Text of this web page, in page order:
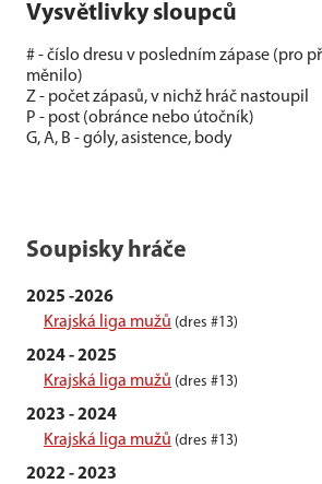
Vysvětlivky sloupců
# - číslo dresu v posledním zápase (pro
měnilo)
Z - počet zápasů, v nichž hráč nastoupil
P - post (obránce nebo útočník)
G, A, B - góly, asistence, body
Soupisky hráče
2025 -2026
Krajská liga mužů (dres #13)
2024 - 2025
Krajská liga mužů (dres #13)
2023 - 2024
Krajská liga mužů (dres #13)
2022 - 2023